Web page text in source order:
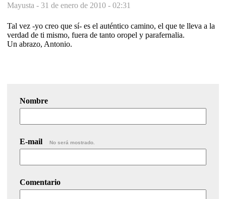
Mayusta - 31 de enero de 2010 - 02:31
Tal vez -yo creo que sí- es el auténtico camino, el que te lleva a la
verdad de ti mismo, fuera de tanto oropel y parafernalia.
Un abrazo, Antonio.
Nombre
E-mail No será mostrado.
Comentario